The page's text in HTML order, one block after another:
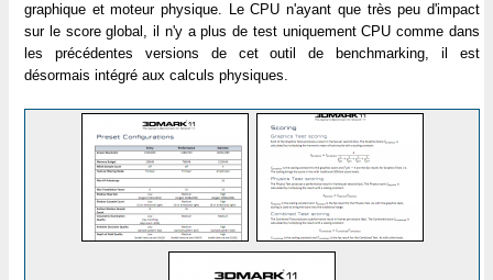
graphique et moteur physique. Le CPU n'ayant que très peu d'impact
sur le score global, il n'y a plus de test uniquement CPU comme dans
les précédentes versions de cet outil de benchmarking, il est
désormais intégré aux calculs physiques.